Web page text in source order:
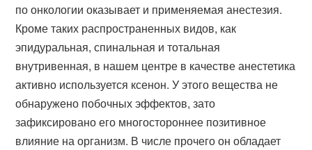
по онкологии оказывает и применяемая анестезия.
Кроме таких распространенных видов, как
эпидуральная, спинальная и тотальная
внутривенная, в нашем центре в качестве анестетика
активно используется ксенон. У этого вещества не
обнаружено побочных эффектов, зато
зафиксировано его многостороннее позитивное
влияние на организм. В числе прочего он обладает